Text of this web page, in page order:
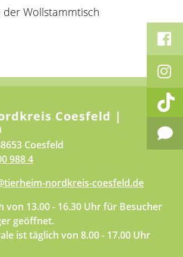
Wollstammtisch
Coesfeld |
Coesfeld
988 4
nordkreis-coesfeld.de
von 13.00 - 16.30 Uhr für Besucher
geöffnet.
ist täglich von 8.00 - 17.00 Uhr